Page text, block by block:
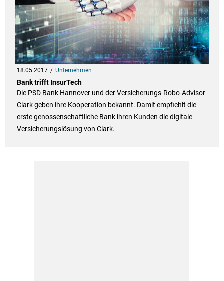
18.05.2017 Unternehmen
Bank trifft InsurTech
Die PSD Bank Hannover und der Versicherungs-Robo-Advisor
Clark geben ihre Kooperation bekannt. Damit empfiehlt die
erste genossenschaftliche Bank ihren Kunden die digitale
Versicherungslösung von Clark.